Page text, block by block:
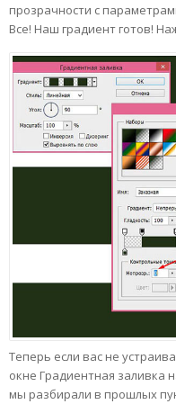
прозрачности с
Все! Наш градиент готов!
Теперь если вас не
окне Градиентная заливка
мы разбирали в прошлых